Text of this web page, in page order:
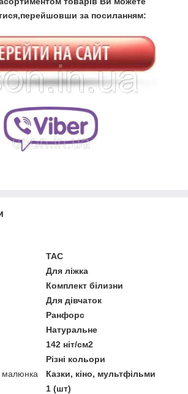
за посиланням:
ТАС
Для ліжка
Комплект білизни
Для дівчаток
Ранфорс
Натуральне
142 ніт/см2
Різні кольори
малюнка
Казки, кіно, мультфільми
1 (шт)